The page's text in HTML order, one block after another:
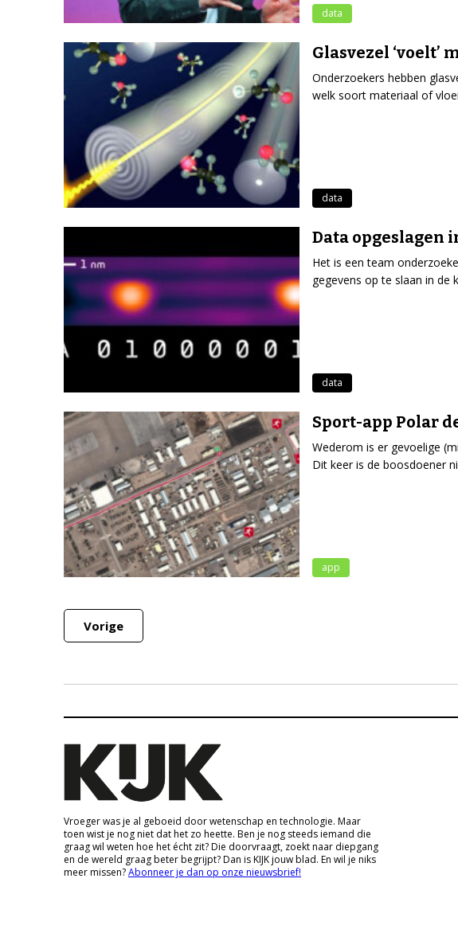
data
Glasvezel ‘voelt’
Onderzoekers hebben
welk soort materiaal of
data
Data opgeslagen
Het is een team
gegevens op te slaan in de
data
Sport-app Polar
Wederom is er gevoelige
Dit keer is de boosdoener
app
Vorige
Vroeger was je al geboeid door wetenschap en technologie. Maar
toen wist je nog niet dat het zo heette. Ben je nog steeds iemand die
graag wil weten hoe het écht zit? Die doorvraagt, zoekt naar diepgang
en de wereld graag beter begrijpt? Dan is KIJK jouw blad. En wil je niks
meer missen?Abonneer je dan op onze nieuwsbrief!